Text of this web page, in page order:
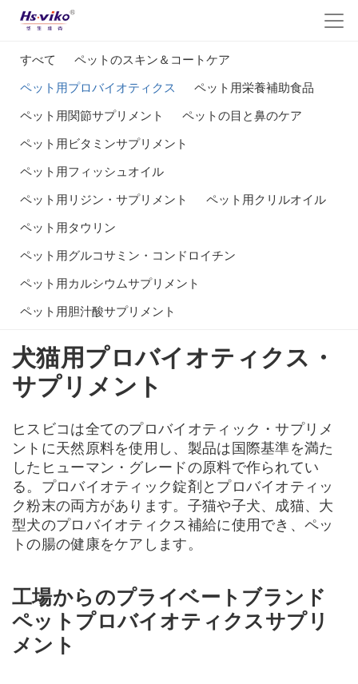
すべて
ペットのスキン＆コートケア
ペット用プロバイオティクス
ペット用栄養補助食品
ペット用関節サプリメント
ペットの目と鼻のケア
ペット用ビタミンサプリメント
ペット用フィッシュオイル
ペット用リジン・サプリメント
ペット用クリルオイル
ペット用タウリン
ペット用グルコサミン・コンドロイチン
ペット用カルシウムサプリメント
ペット用胆汁酸サプリメント
犬猫用プロバイオティクス・
サプリメント
ヒスビコは全てのプロバイオティック・サプリメ
ントに天然原料を使用し、製品は国際基準を満た
したヒューマン・グレードの原料で作られてい
る。プロバイオティック錠剤とプロバイオティッ
ク粉末の両方があります。子猫や子犬、成猫、大
型犬のプロバイオティクス補給に使用でき、ペッ
トの腸の健康をケアします。
工場からのプライベートブランド
ペットプロバイオティクスサプリ
メント